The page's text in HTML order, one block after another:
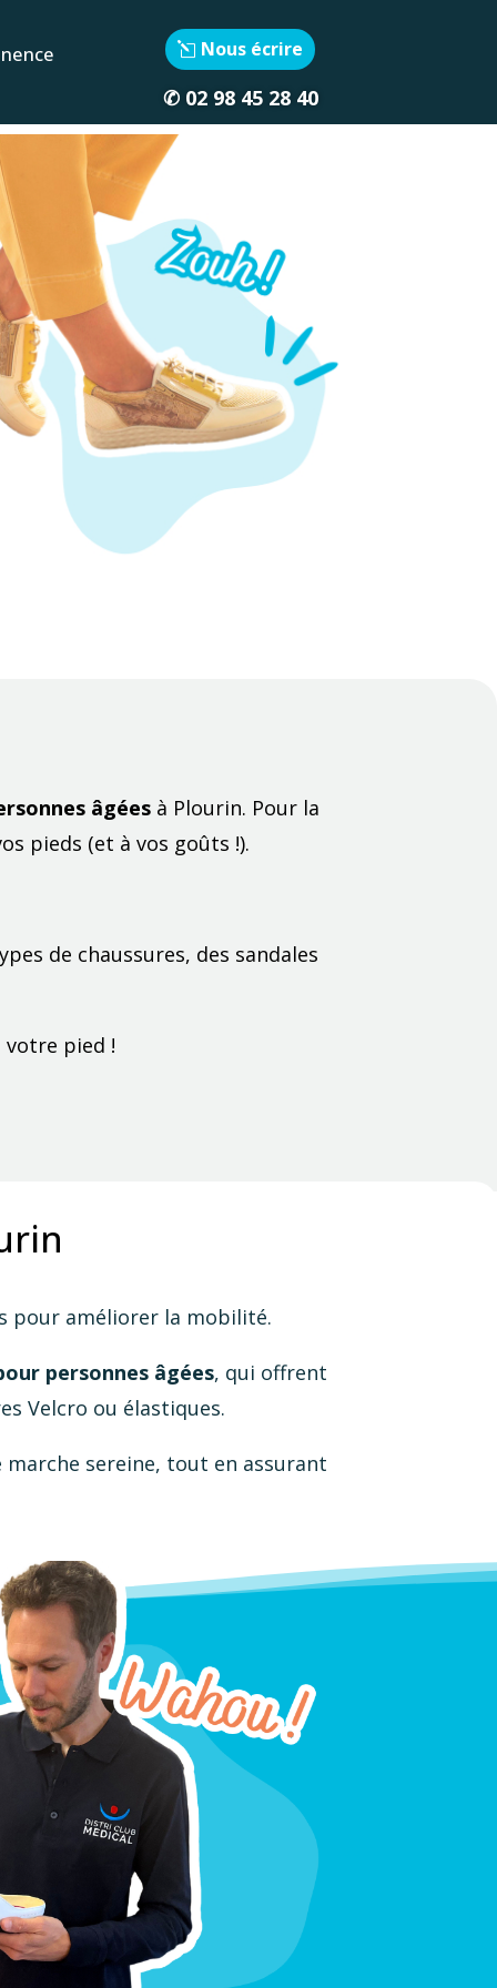
Nous écrire
✆ 02 98 45 28 40
âgées à Plourin. Pour la
pieds (et à vos goûts !).
de chaussures, des sandales
votre pied !
pour améliorer la mobilité.
personnes âgées, qui offrent
Velcro ou élastiques.
sereine, tout en assurant